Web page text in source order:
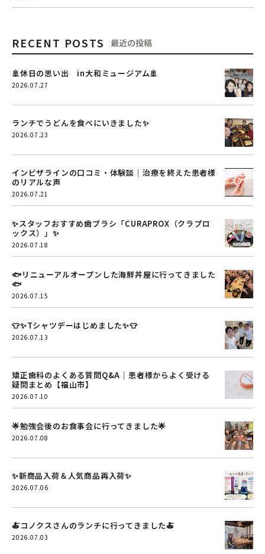
RECENT POSTS 最近の投稿
🚢休日の思い出 in大和ミュージアム🚢
2026.07.27
ランチでうどんを食べにいきました✨
2026.07.23
インビザラインの口コミ・体験談｜治療を終えた患者様
のリアルな声
2026.07.21
✨スタッフおすすめ歯ブラシ「CURAPROX（クラプロ
ックス）」✨
2026.07.18
🐟リニューアルオープンした海鮮丼屋に行ってきました
🐟
2026.07.15
👕✨Tシャツデーはじめました✨👕
2026.07.13
矯正歯科のよくある質問Q&A｜患者様からよく受ける
疑問まとめ【福山市】
2026.07.10
🌟勉強会後のお食事会に行ってきました🌟
2026.07.08
✨新商品入荷＆人気商品再入荷✨
2026.07.06
🍝コノクスさんのランチに行ってきました🍝
2026.07.03